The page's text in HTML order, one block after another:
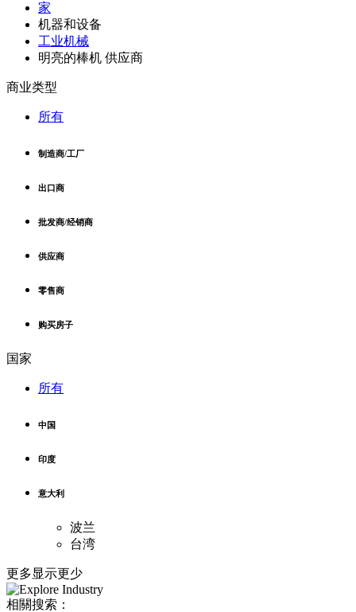
家
机器和设备
工业机械
明亮的棒机 供应商
商业类型
所有
制造商/工厂
出口商
批发商/经销商
供应商
零售商
购买房子
国家
所有
中国
印度
意大利
波兰
台湾
更多显示更少
相關搜索：